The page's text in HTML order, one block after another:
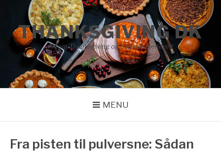
indholdTHANKSGIVING DK
Alt om Thanksgiving og højtiden generelt
MENU
Fra pisten til pulversne: Sådan